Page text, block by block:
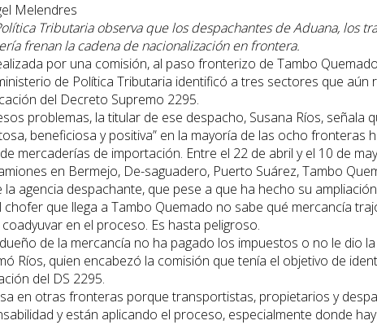
Melendres
Tributaria observa que los despachantes de Aduana, los
frenan la cadena de nacionalización en frontera.
por una comisión, al paso fronterizo de Tambo
de Política Tributaria identificó a tres sectores que aún
del Decreto Supremo 2295.
problemas, la titular de ese despacho, Susana Ríos, señala
beneficiosa y positiva” en la mayoría de las ocho fronteras
mercaderías de importación. Entre el 22 de abril y el 10 de
en Bermejo, De-saguadero, Puerto Suárez, Tambo
la agencia despachante, que pese a que ha hecho su
chofer que llega a Tambo Quemado no sabe qué mercancía
en el proceso. Es hasta peligroso.
de la mercancía no ha pagado los impuestos o no le dio
Ríos, quien encabezó la comisión que tenía el objetivo de
del DS 2295.
en otras fronteras porque transportistas, propietarios y
y están aplicando el proceso, especialmente donde